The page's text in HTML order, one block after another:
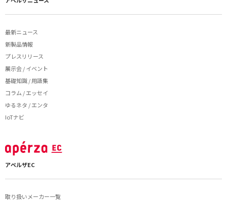
最新ニュース
新製品情報
プレスリリース
展示会 / イベント
基礎知識 / 用語集
コラム / エッセイ
ゆるネタ / エンタ
IoTナビ
アペルザEC
取り扱いメーカー一覧